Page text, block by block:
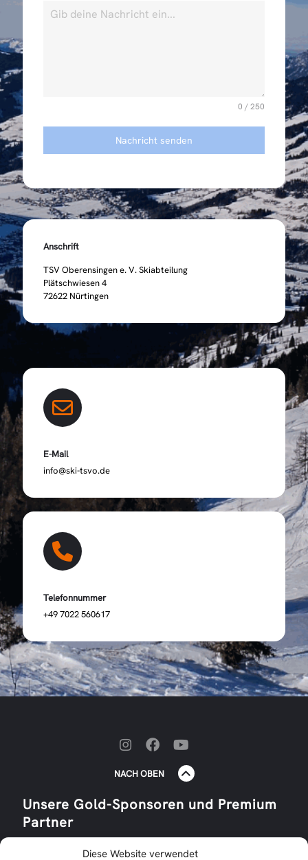
Diese Website verwendet
0 / 250
Nachricht senden
Anschrift
TSV Oberensingen e. V. Skiabteilung
Plätschwiesen 4
72622 Nürtingen
E-Mail
info@ski-tsvo.de
Telefonnummer
+49 7022 560617
NACH OBEN
Unsere Gold-Sponsoren und Premium
Partner